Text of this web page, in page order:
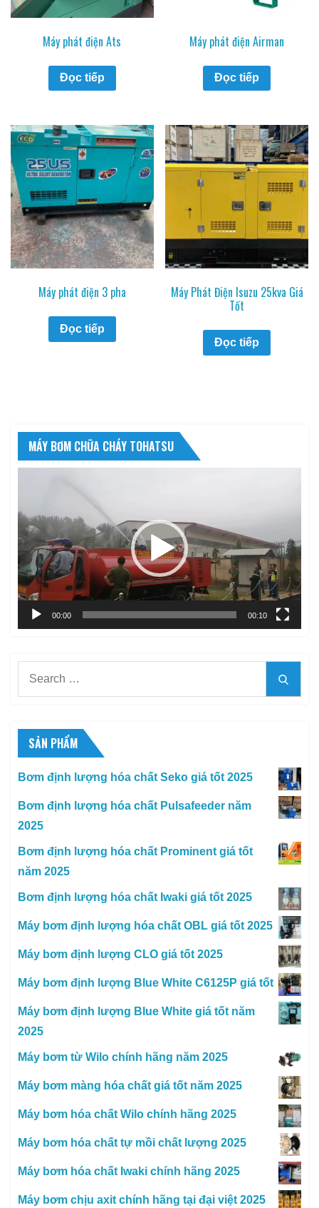
Máy phát điện Ats
Đọc tiếp
Máy phát điện Airman
Đọc tiếp
Máy phát điện 3 pha
Đọc tiếp
Máy Phát Điện Isuzu 25kva Giá
Tốt
Đọc tiếp
MÁY BƠM CHỮA CHÁY TOHATSU
Video
00:00 00:10
SẢN PHẨM
Bơm định lượng hóa chất Seko giá tốt 2025
Bơm định lượng hóa chất Pulsafeeder năm
2025
Bơm định lượng hóa chất Prominent giá tốt
năm 2025
Bơm định lượng hóa chất Iwaki giá tốt 2025
Máy bơm định lượng hóa chất OBL giá tốt 2025
Máy bơm định lượng CLO giá tốt 2025
Máy bơm định lượng Blue White C6125P giá tốt
Máy bơm định lượng Blue White giá tốt năm
2025
Máy bơm từ Wilo chính hãng năm 2025
Máy bơm màng hóa chất giá tốt năm 2025
Máy bơm hóa chất Wilo chính hãng 2025
Máy bơm hóa chất tự mồi chất lượng 2025
Máy bơm hóa chất Iwaki chính hãng 2025
Máy bơm chịu axit chính hãng tại đại việt 2025